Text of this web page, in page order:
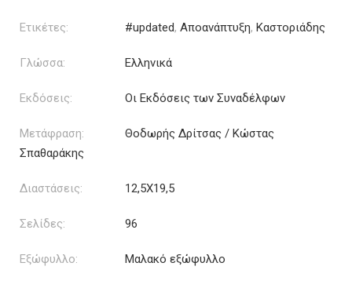
Ετικέτες: #updated, Αποανάπτυξη, Καστοριάδης
Γλώσσα: Ελληνικά
Εκδόσεις: Οι Εκδόσεις των Συναδέλφων
Μετάφραση:
Θοδωρής Δρίτσας / Κώστας
Σπαθαράκης
Διαστάσεις: 12,5Χ19,5
Σελίδες: 96
Εξώφυλλο: Μαλακό εξώφυλλο